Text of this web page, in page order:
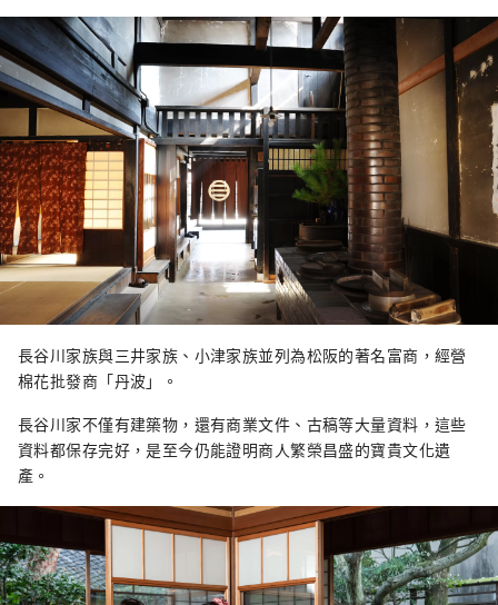
長谷川家族與三井家族、小津家族並列為松阪的著名富商，經營
棉花批發商「丹波」。
長谷川家不僅有建築物，還有商業文件、古稿等大量資料，這些
資料都保存完好，是至今仍能證明商人繁榮昌盛的寶貴文化遺
產。